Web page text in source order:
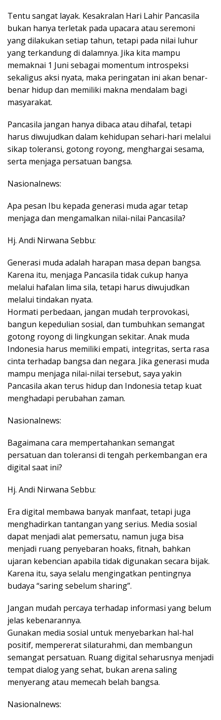
Tentu sangat layak. Kesakralan Hari Lahir Pancasila
bukan hanya terletak pada upacara atau seremoni
yang dilakukan setiap tahun, tetapi pada nilai luhur
yang terkandung di dalamnya. Jika kita mampu
memaknai 1 Juni sebagai momentum introspeksi
sekaligus aksi nyata, maka peringatan ini akan benar-
benar hidup dan memiliki makna mendalam bagi
masyarakat.
Pancasila jangan hanya dibaca atau dihafal, tetapi
harus diwujudkan dalam kehidupan sehari-hari melalui
sikap toleransi, gotong royong, menghargai sesama,
serta menjaga persatuan bangsa.
Nasionalnews:
Apa pesan Ibu kepada generasi muda agar tetap
menjaga dan mengamalkan nilai-nilai Pancasila?
Hj. Andi Nirwana Sebbu:
Generasi muda adalah harapan masa depan bangsa.
Karena itu, menjaga Pancasila tidak cukup hanya
melalui hafalan lima sila, tetapi harus diwujudkan
melalui tindakan nyata.
Hormati perbedaan, jangan mudah terprovokasi,
bangun kepedulian sosial, dan tumbuhkan semangat
gotong royong di lingkungan sekitar. Anak muda
Indonesia harus memiliki empati, integritas, serta rasa
cinta terhadap bangsa dan negara. Jika generasi muda
mampu menjaga nilai-nilai tersebut, saya yakin
Pancasila akan terus hidup dan Indonesia tetap kuat
menghadapi perubahan zaman.
Nasionalnews:
Bagaimana cara mempertahankan semangat
persatuan dan toleransi di tengah perkembangan era
digital saat ini?
Hj. Andi Nirwana Sebbu:
Era digital membawa banyak manfaat, tetapi juga
menghadirkan tantangan yang serius. Media sosial
dapat menjadi alat pemersatu, namun juga bisa
menjadi ruang penyebaran hoaks, fitnah, bahkan
ujaran kebencian apabila tidak digunakan secara bijak.
Karena itu, saya selalu mengingatkan pentingnya
budaya “saring sebelum sharing”.
Jangan mudah percaya terhadap informasi yang belum
jelas kebenarannya.
Gunakan media sosial untuk menyebarkan hal-hal
positif, mempererat silaturahmi, dan membangun
semangat persatuan. Ruang digital seharusnya menjadi
tempat dialog yang sehat, bukan arena saling
menyerang atau memecah belah bangsa.
Nasionalnews: